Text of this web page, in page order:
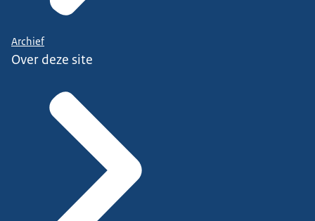
Archief
Over deze site